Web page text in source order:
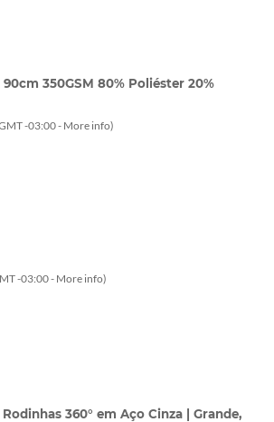
350GSM 80% Poliéster 20%
-03:00 -More info)
-03:00 -More info)
360° em Aço Cinza | Grande,